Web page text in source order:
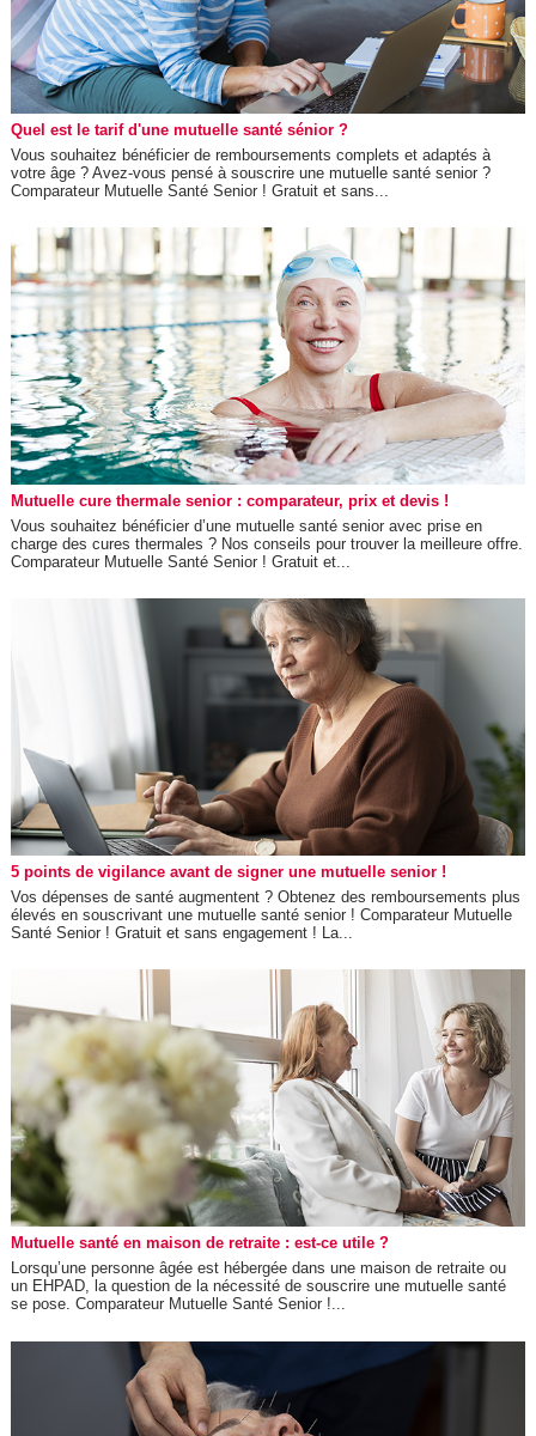
Quel est le tarif d'une mutuelle santé sénior ?
Vous souhaitez bénéficier de remboursements complets et adaptés à
votre âge ? Avez-vous pensé à souscrire une mutuelle santé senior ?
Comparateur Mutuelle Santé Senior ! Gratuit et sans...
Mutuelle cure thermale senior : comparateur, prix et devis !
Vous souhaitez bénéficier d’une mutuelle santé senior avec prise en
charge des cures thermales ? Nos conseils pour trouver la meilleure offre.
Comparateur Mutuelle Santé Senior ! Gratuit et...
5 points de vigilance avant de signer une mutuelle senior !
Vos dépenses de santé augmentent ? Obtenez des remboursements plus
élevés en souscrivant une mutuelle santé senior ! Comparateur Mutuelle
Santé Senior ! Gratuit et sans engagement ! La...
Mutuelle santé en maison de retraite : est-ce utile ?
Lorsqu’une personne âgée est hébergée dans une maison de retraite ou
un EHPAD, la question de la nécessité de souscrire une mutuelle santé
se pose. Comparateur Mutuelle Santé Senior !...